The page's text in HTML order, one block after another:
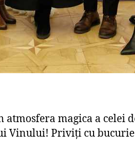
magica a celei
Vinului! Priviți cu